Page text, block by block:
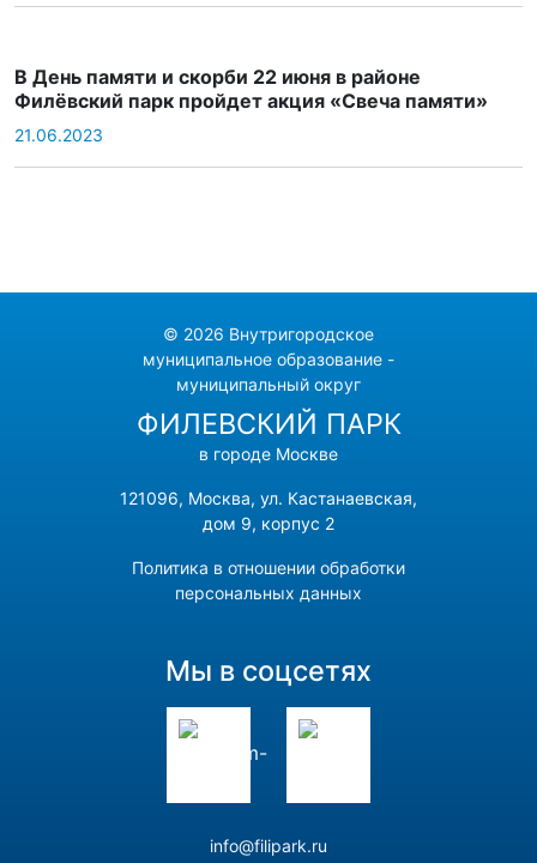
В День памяти и скорби 22 июня в районе
Филёвский парк пройдет акция «Свеча памяти»
21.06.2023
© 2026 Внутригородское
муниципальное образование -
муниципальный округ
ФИЛЕВСКИЙ ПАРК
в городе Москве
121096, Москва, ул. Кастанаевская,
дом 9, корпус 2
Политика в отношении обработки
персональных данных
Мы в соцсетях
info@filipark.ru